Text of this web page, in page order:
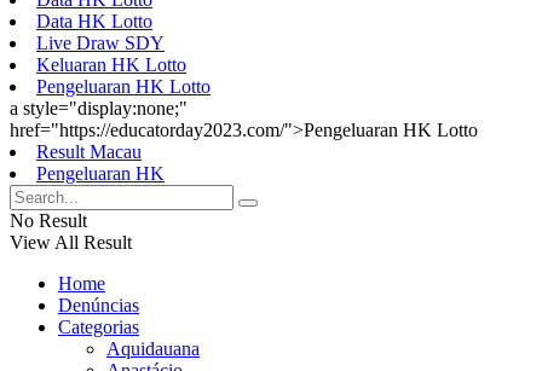
Data HK Lotto
Live Draw SDY
Keluaran HK Lotto
Pengeluaran HK Lotto
a style="display:none;"
href="https://educatorday2023.com/">Pengeluaran HK Lotto
Result Macau
Pengeluaran HK
No Result
View All Result
Home
Denúncias
Categorias
Aquidauana